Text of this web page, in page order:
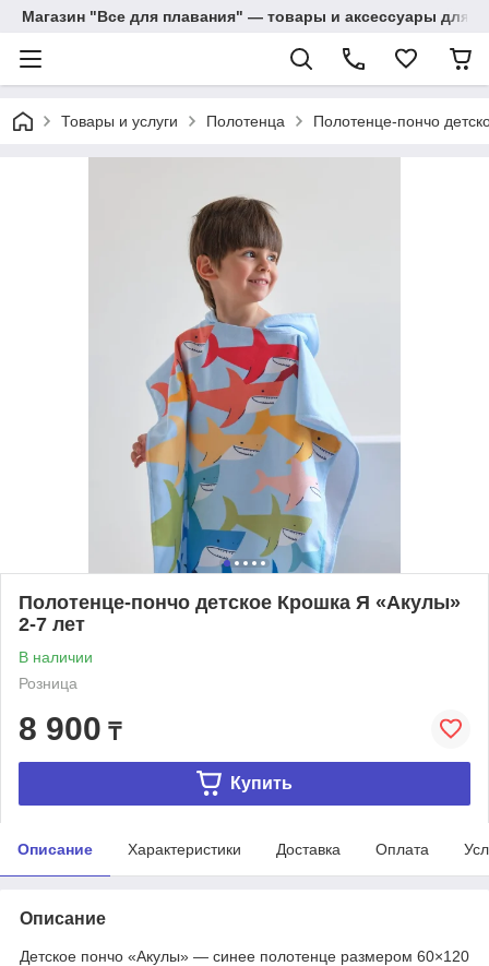
Магазин "Все для плавания" — товары и аксессуары для
Товары и услуги Полотенца Полотенце-пончо
Полотенце-пончо детское Крошка Я «Акулы»
2-7 лет
В наличии
Розница
8 900 ₸
Купить
Описание Характеристики Доставка Оплата
Описание
Детское пончо «Акулы» — синее полотенце размером 60×120